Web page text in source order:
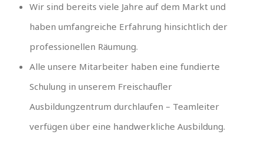
Wir sind bereits viele Jahre auf dem Markt und
haben umfangreiche Erfahrung hinsichtlich der
professionellen Räumung.
Alle unsere Mitarbeiter haben eine fundierte
Schulung in unserem Freischaufler
Ausbildungzentrum durchlaufen – Teamleiter
verfügen über eine handwerkliche Ausbildung.